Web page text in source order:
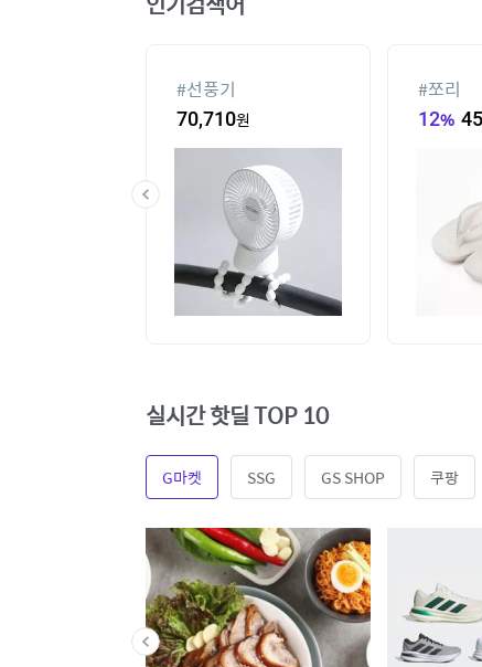
#선풍기
70,710원
#쪼리
12%
실시간 핫딜 TOP 10
G마켓 SSG GS SHOP 쿠팡